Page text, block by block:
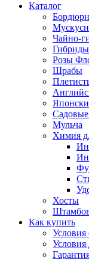
Каталог
Чайно-
Розы
Шрабы
Мульча
Химия
Хосты
Как купить
Условия
Условия